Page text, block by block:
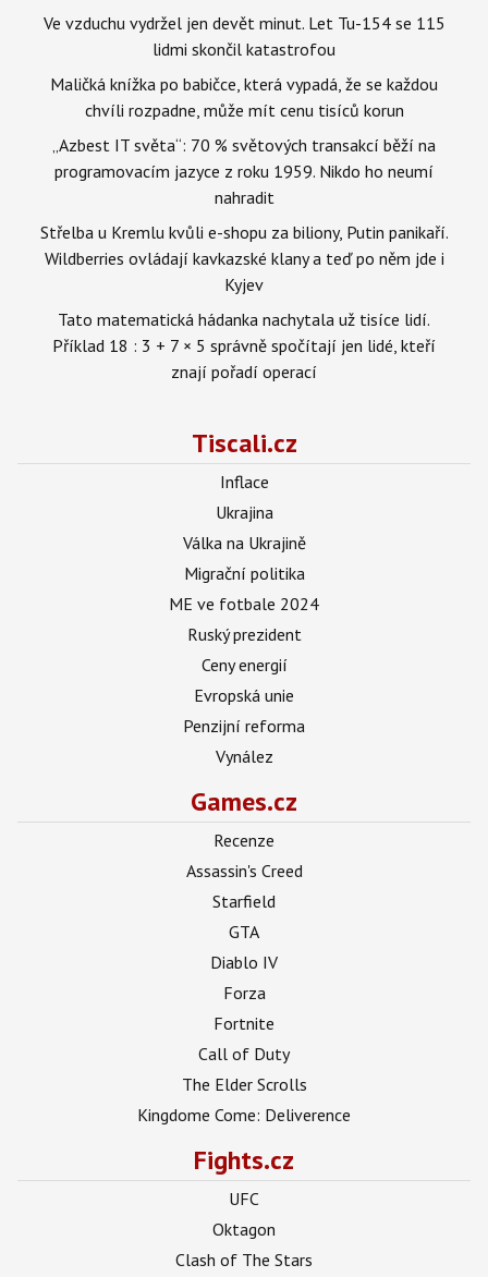
Ve vzduchu vydržel jen devět minut. Let Tu-154 se 115
lidmi skončil katastrofou
Maličká knížka po babičce, která vypadá, že se každou
chvíli rozpadne, může mít cenu tisíců korun
„Azbest IT světa“: 70 % světových transakcí běží na
programovacím jazyce z roku 1959. Nikdo ho neumí
nahradit
Střelba u Kremlu kvůli e-shopu za biliony, Putin panikaří.
Wildberries ovládají kavkazské klany a teď po něm jde i
Kyjev
Tato matematická hádanka nachytala už tisíce lidí.
Příklad 18 : 3 + 7 × 5 správně spočítají jen lidé, kteří
znají pořadí operací
Tiscali.cz
Inflace
Ukrajina
Válka na Ukrajině
Migrační politika
ME ve fotbale 2024
Ruský prezident
Ceny energií
Evropská unie
Penzijní reforma
Vynález
Games.cz
Recenze
Assassin's Creed
Starfield
GTA
Diablo IV
Forza
Fortnite
Call of Duty
The Elder Scrolls
Kingdome Come: Deliverence
Fights.cz
UFC
Oktagon
Clash of The Stars